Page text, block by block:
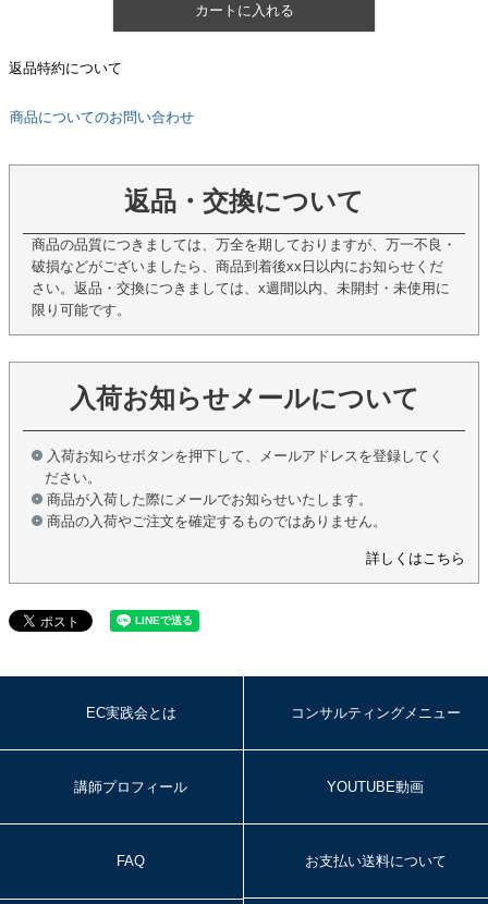
カートに入れる
返品特約について
商品についてのお問い合わせ
返品・交換について
商品の品質につきましては、万全を期しておりますが、万一不良・
破損などがございましたら、商品到着後xx日以内にお知らせくだ
さい。返品・交換につきましては、x週間以内、未開封・未使用に
限り可能です。
入荷お知らせメールについて
入荷お知らせボタンを押下して、メールアドレスを登録してく
ださい。
商品が入荷した際にメールでお知らせいたします。
商品の入荷やご注文を確定するものではありません。
詳しくはこちら
EC実践会とは コンサルティングメニュー
講師プロフィール YOUTUBE動画
FAQ お支払い送料について